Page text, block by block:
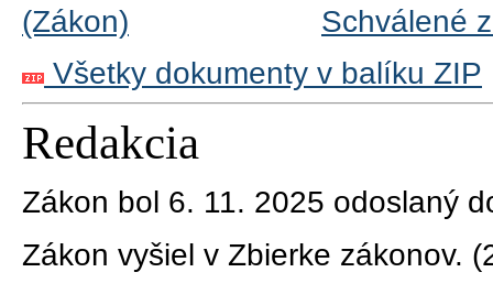
Schválené
Všetky dokumenty v balíku ZIP
Redakcia
Zákon bol 6. 11. 2025 odoslaný
Zákon vyšiel v Zbierke zákonov.